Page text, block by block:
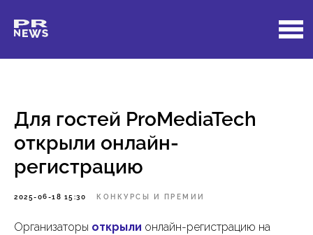
Для гостей ProMediaTech
открыли онлайн-
регистрацию
2025-06-18 15:30 КОНКУРСЫ И ПРЕМИИ
Организаторы открыли онлайн-регистрацию на